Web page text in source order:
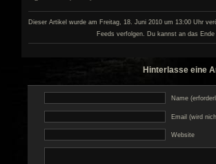
Dieser Artikel wurde am Freitag, 18. Juni 2010 um 13:00 Uhr
Feeds verfolgen. Du kannst an das
Hinterlasse eine
Name
Email (wird
Website